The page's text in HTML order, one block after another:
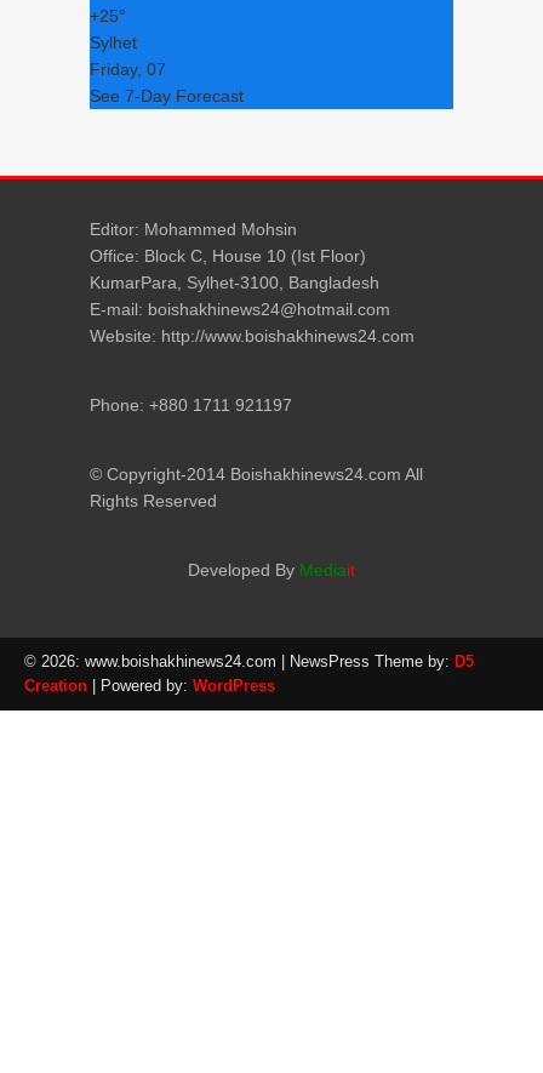
+25°
Sylhet
Friday, 07
See 7-Day Forecast
Editor: Mohammed Mohsin
Office: Block C, House 10 (Ist Floor)
KumarPara, Sylhet-3100, Bangladesh
E-mail: boishakhinews24@hotmail.com
Website: http://www.boishakhinews24.com
Phone: +880 1711 921197
© Copyright-2014 Boishakhinews24.com All
Rights Reserved
Developed By Mediait
© 2026: www.boishakhinews24.com | NewsPress Theme by: D5
Creation | Powered by: WordPress